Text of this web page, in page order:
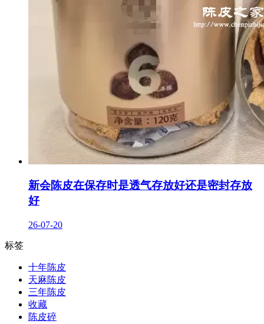
新会陈皮在保存时是透气存放好还是密封存放
好
26-07-20
标签
十年陈皮
天麻陈皮
三年陈皮
收藏
陈皮碎